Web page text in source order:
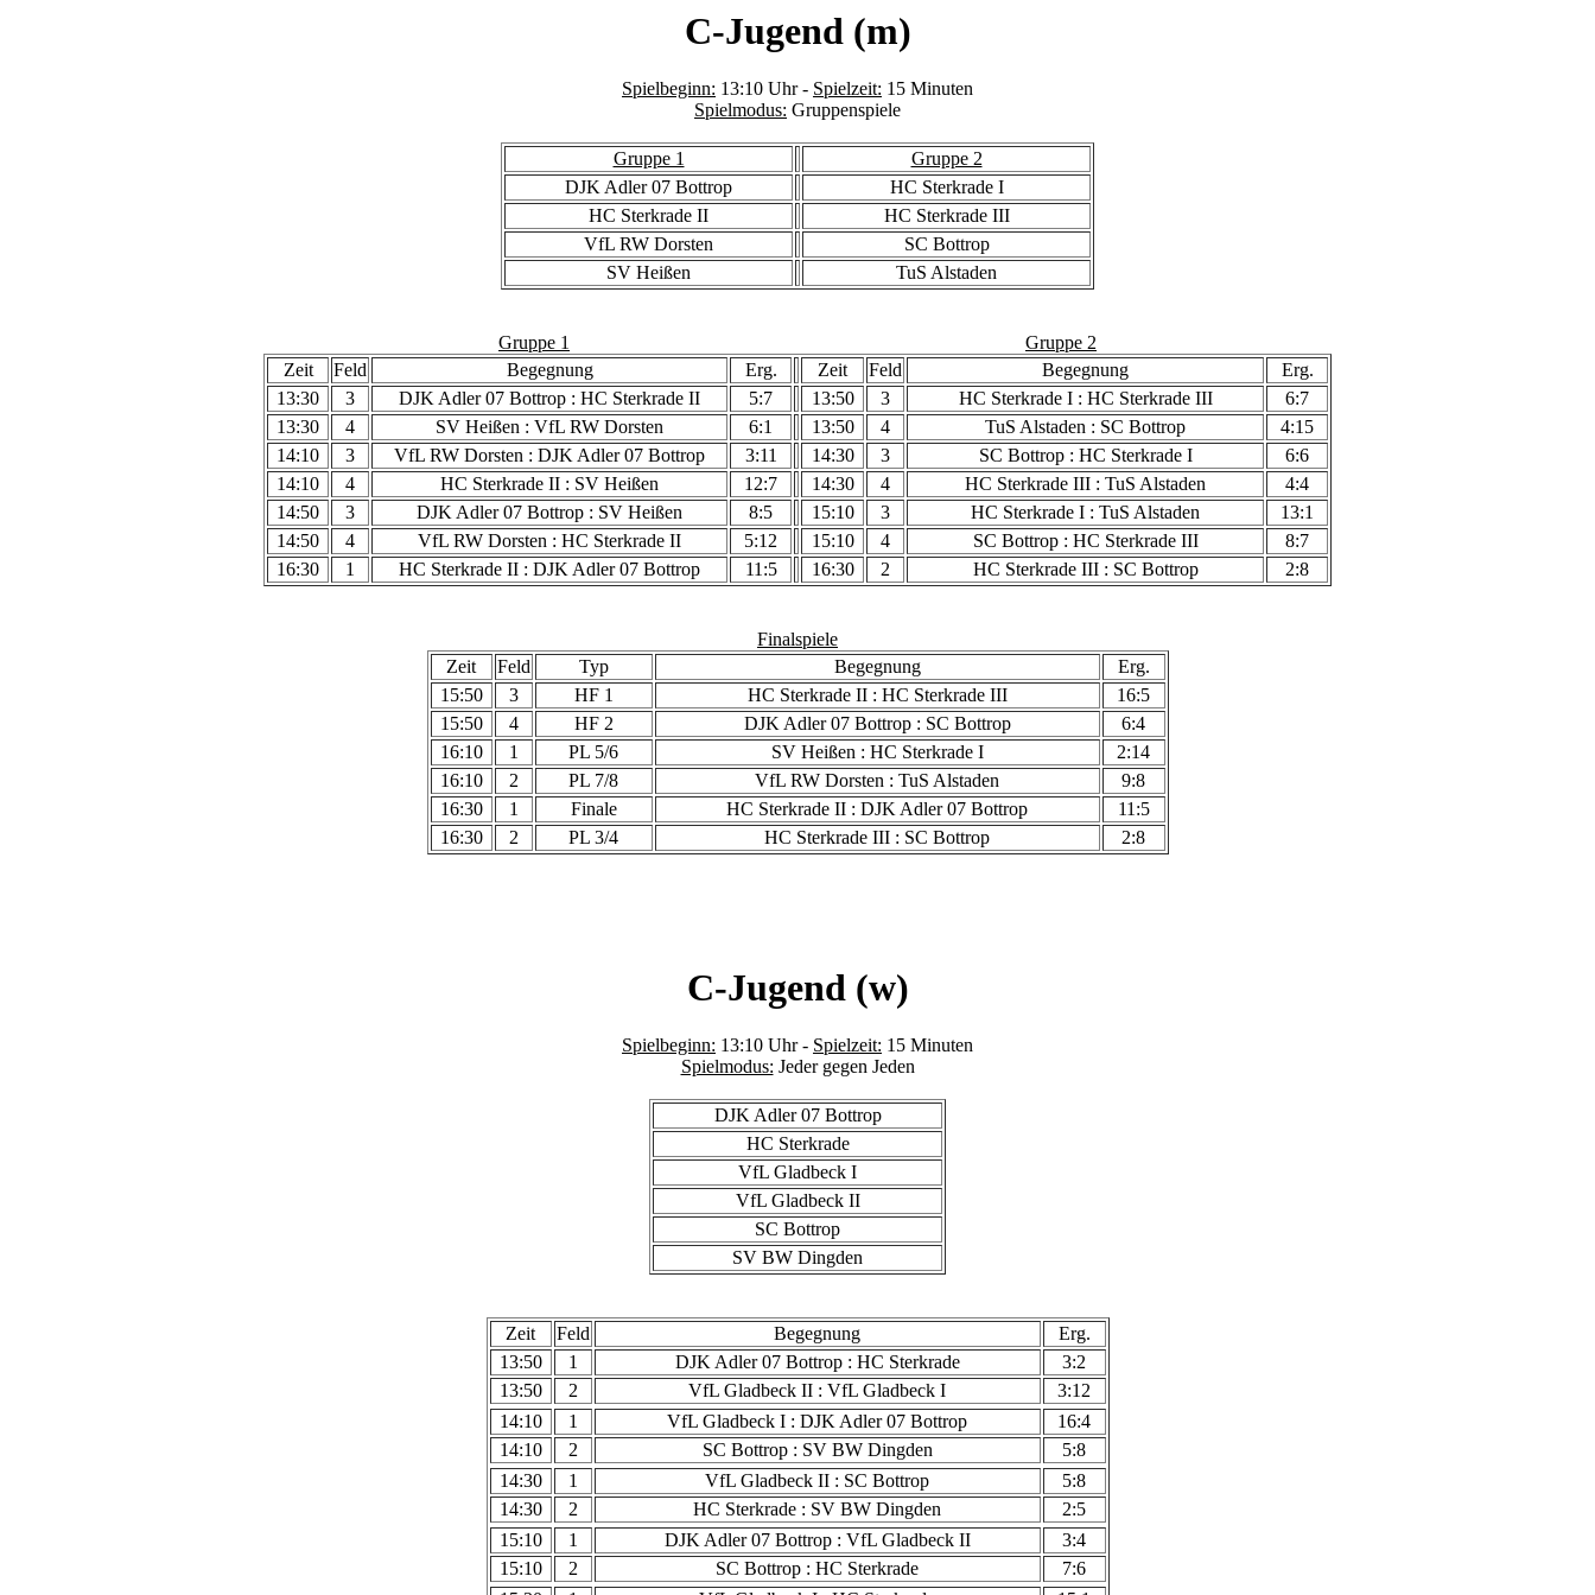
C-Jugend (m)
Spielbeginn: 13:10 Uhr - Spielzeit: 15 Minuten
Spielmodus: Gruppenspiele
Gruppe 1
Gruppe 2
DJK Adler 07 Bottrop
HC Sterkrade I
HC Sterkrade II
HC Sterkrade III
VfL RW Dorsten
SC Bottrop
SV Heißen
TuS Alstaden
Gruppe 1
Gruppe 2
Zeit
Feld Begegnung Erg. Zeit Feld Begegnung
Erg.
13:30
3 DJK Adler 07 Bottrop : HC Sterkrade II 5:7 13:50 3 HC Sterkrade I : HC Sterkrade III
6:7
13:30
4 SV Heißen : VfL RW Dorsten 6:1 13:50 4 TuS Alstaden : SC Bottrop
4:15
14:10
3 VfL RW Dorsten : DJK Adler 07 Bottrop 3:11 14:30 3 SC Bottrop : HC Sterkrade I
6:6
14:10
4 HC Sterkrade II : SV Heißen 12:7 14:30 4 HC Sterkrade III : TuS Alstaden
4:4
14:50
3 DJK Adler 07 Bottrop : SV Heißen 8:5 15:10 3 HC Sterkrade I : TuS Alstaden
13:1
14:50
4 VfL RW Dorsten : HC Sterkrade II 5:12 15:10 4 SC Bottrop : HC Sterkrade III
8:7
16:30
1 HC Sterkrade II : DJK Adler 07 Bottrop 11:5 16:30 2 HC Sterkrade III : SC Bottrop 2:8
Finalspiele
Zeit
Feld Typ Begegnung
Erg.
15:50
3 HF 1 HC Sterkrade II : HC Sterkrade III
16:5
15:50
4 HF 2 DJK Adler 07 Bottrop : SC Bottrop
6:4
16:10
1 PL 5/6 SV Heißen : HC Sterkrade I
2:14
16:10
2 PL 7/8 VfL RW Dorsten : TuS Alstaden
9:8
16:30
1 Finale HC Sterkrade II : DJK Adler 07 Bottrop
11:5
16:30
2 PL 3/4 HC Sterkrade III : SC Bottrop 2:8
C-Jugend (w)
Spielbeginn: 13:10 Uhr - Spielzeit: 15 Minuten
Spielmodus: Jeder gegen Jeden
DJK Adler 07 Bottrop
HC Sterkrade
VfL Gladbeck I
VfL Gladbeck II
SC Bottrop
SV BW Dingden
Zeit Feld Begegnung
Erg.
13:50
1 DJK Adler 07 Bottrop : HC Sterkrade
3:2
13:50
2 VfL Gladbeck II : VfL Gladbeck I
3:12
14:10
1 VfL Gladbeck I : DJK Adler 07 Bottrop
16:4
14:10
2 SC Bottrop : SV BW Dingden
5:8
14:30
1 VfL Gladbeck II : SC Bottrop
5:8
14:30
2 HC Sterkrade : SV BW Dingden
2:5
15:10
1 DJK Adler 07 Bottrop : VfL Gladbeck II
3:4
15:10
2 SC Bottrop : HC Sterkrade
7:6